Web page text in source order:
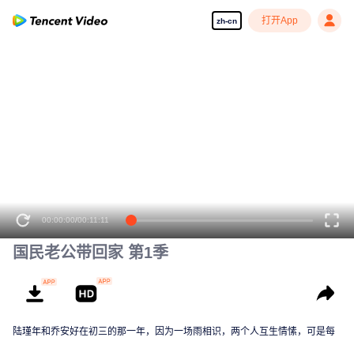
zh-cn 打开App
00:00:00/00:11:11
国民老公带回家 第1季
陆瑾年和乔安好在初三的那一年，因为一场雨相识，两个人互生情愫，可是每